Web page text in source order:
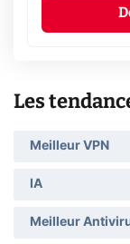
Les
Meilleur VPN
IA
Meilleur